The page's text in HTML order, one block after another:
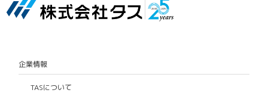
企業情報
TASについて